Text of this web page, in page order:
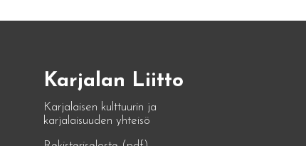
Karjalan Liitto
Karjalaisen kulttuurin ja
karjalaisuuden yhteisö